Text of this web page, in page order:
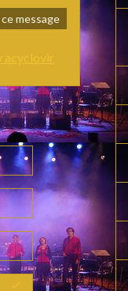
message
acyclovir